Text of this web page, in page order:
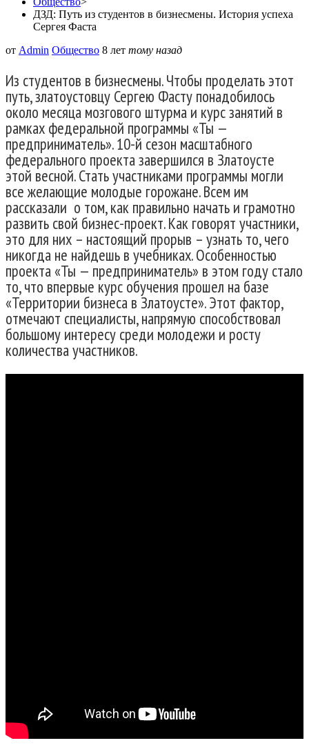
ДЗД: Путь из студентов в бизнесмены. История успеха
Сергея Фаста
от Admin Общество 8 лет тому назад
Из студентов в бизнесмены. Чтобы проделать этот
путь, златоустовцу Сергею Фасту понадобилось
около месяца мозгового штурма и курс занятий в
рамках федеральной программы «Ты —
предприниматель». 10-й сезон масштабного
федерального проекта завершился в Златоусте
этой весной. Стать участниками программы могли
все желающие молодые горожане. Всем им
рассказали о том, как правильно начать и грамотно
развить свой бизнес-проект. Как говорят участники,
это для них – настоящий прорыв – узнать то, чего
никогда не найдешь в учебниках. Особенностью
проекта «Ты — предприниматель» в этом году стало
то, что впервые курс обучения прошел на базе
«Территории бизнеса в Златоусте». Этот фактор,
отмечают специалисты, напрямую способствовал
большому интересу среди молодежи и росту
количества участников.